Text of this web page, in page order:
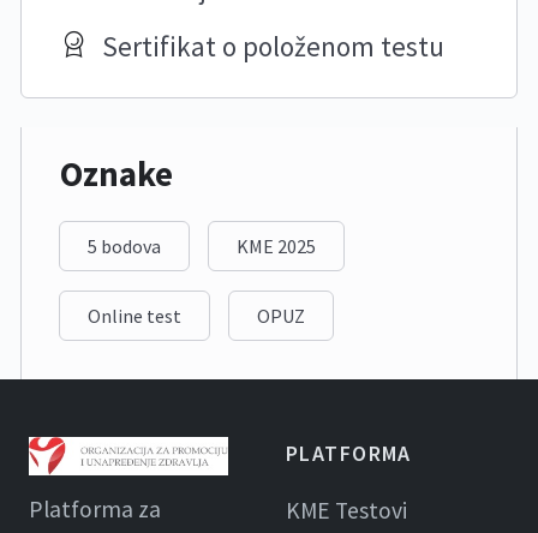
Prolaznost:60%
Literatura: Funkcionalno-anatomske
karakteristike reproduktivnog sistema
sestre i zdravstvene tehničare (PDF)
Sertifikat o položenom testu
Oznake
5 bodova KME 2025
Online test OPUZ
Platforma za
PLATFORMA
KME Testovi